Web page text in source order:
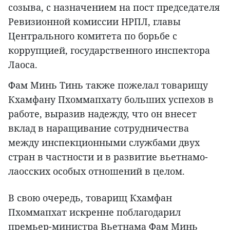
созыва, с назначением на пост председателя
Ревизионной комиссии НРПЛ, главы
Центрального комитета по борьбе с
коррупцией, государственного инспектора
Лаоса.
Фам Минь Тинь также пожелал товарищу
Кхамфану Пхоммапхату больших успехов в
работе, выразив надежду, что он внесет
вклад в наращивание сотрудничества
между инспекционными службами двух
стран в частности и в развитие вьетнамо-
лаосских особых отношений в целом.
В свою очередь, товарищ Кхамфан
Пхоммапхат искренне поблагодарил
премьер-министра Вьетнама Фам Минь